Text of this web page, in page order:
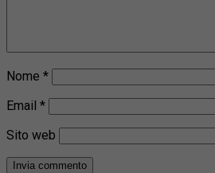
Nome *
Email *
Sito web